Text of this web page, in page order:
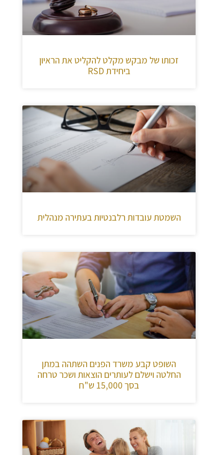
זכותו של מבקש מקלט להקליט את הראיון
ביחידת RSD
השמטת עובדות רלבנטיות בעתירה מנהלית
השופט קבע משרד הפנים השתהה במתן
החלטה וישלם לעותרים הוצאות ושכר טרחה
בסך 15,000 ש"ח